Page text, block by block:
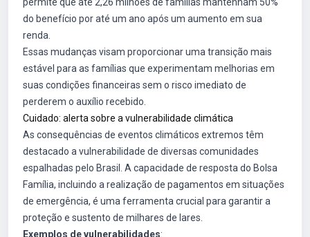
do benefício por até um ano após um aumento em sua
renda.
Essas mudanças visam proporcionar uma transição mais
estável para as famílias que experimentam melhorias em
suas condições financeiras sem o risco imediato de
perderem o auxílio recebido.
Cuidado: alerta sobre a vulnerabilidade climática
As consequências de eventos climáticos extremos têm
destacado a vulnerabilidade de diversas comunidades
espalhadas pelo Brasil. A capacidade de resposta do Bolsa
Família, incluindo a realização de pagamentos em situações
de emergência, é uma ferramenta crucial para garantir a
proteção e sustento de milhares de lares.
Exemplos de vulnerabilidades: